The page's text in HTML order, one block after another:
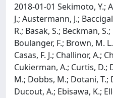
2018-01-01 Sekimoto, Y.;
J.; Austermann, J.;
R.; Basak, S.; Beckman,
Boulanger, F.; Brown, M.
Casas, F. J.; Challinor, A.;
Cukierman, A.; Curtis, D.;
M.; Dobbs, M.; Dotani, T.;
Ducout, A.; Ebisawa, K.;